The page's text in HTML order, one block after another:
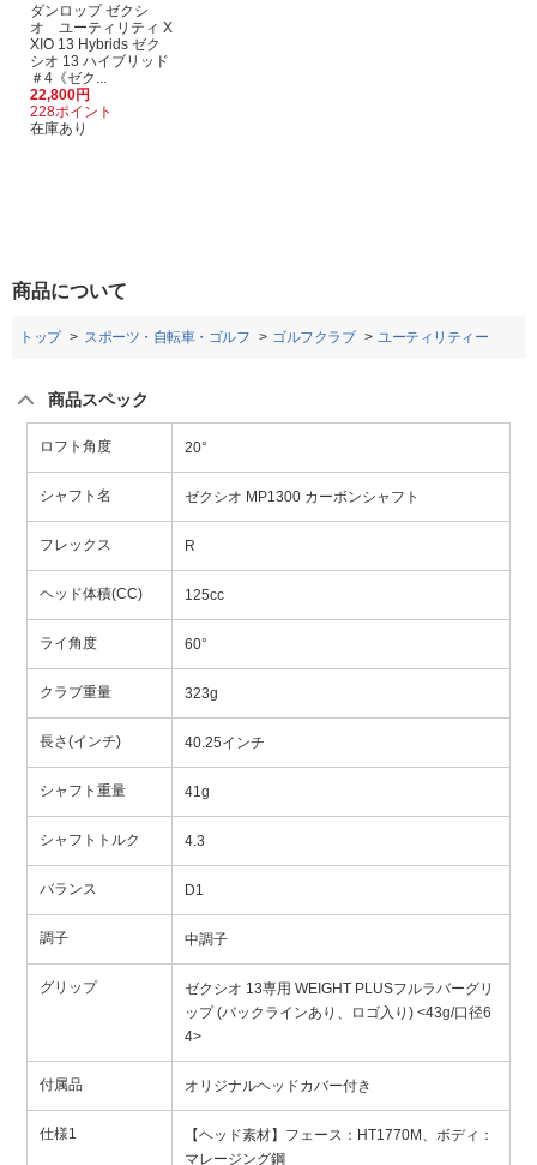
ダンロップ ゼクシ
オ ユーティリティ X
XIO 13 Hybrids ゼク
シオ 13 ハイブリッド
＃4《ゼク...
22,800円
228ポイント
在庫あり
商品について
トップ スポーツ・自転車・ゴルフ ゴルフクラブ ユーティリティー
商品スペック
ロフト角度 20°
シャフト名 ゼクシオ MP1300 カーボンシャフト
フレックス R
ヘッド体積(CC) 125cc
ライ角度 60°
クラブ重量 323g
長さ(インチ) 40.25インチ
シャフト重量 41g
シャフトトルク 4.3
バランス D1
調子 中調子
グリップ
ゼクシオ 13専用 WEIGHT PLUSフルラバーグリ
ップ (バックラインあり、ロゴ入り) <43g/口径6
4>
付属品 オリジナルヘッドカバー付き
仕様1
【ヘッド素材】フェース：HT1770M、ボディ：
マレージング鋼